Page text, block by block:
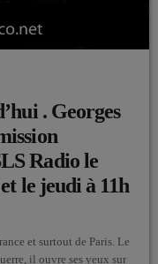
. Georges
Radio le
le jeudi à 11h
et surtout de Paris. Le
il ouvre ses yeux sur